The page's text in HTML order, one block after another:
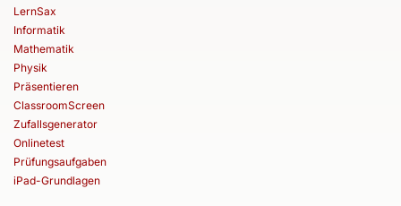
LernSax
Informatik
Mathematik
Physik
Präsentieren
ClassroomScreen
Zufallsgenerator
Onlinetest
Prüfungsaufgaben
iPad-Grundlagen